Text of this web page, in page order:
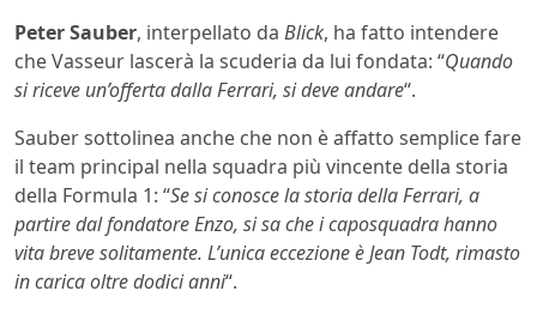
Peter Sauber, interpellato da Blick, ha fatto intendere
che Vasseur lascerà la scuderia da lui fondata: “Quando
si riceve un’offerta dalla Ferrari, si deve andare“.
Sauber sottolinea anche che non è affatto semplice fare
il team principal nella squadra più vincente della storia
della Formula 1: “Se si conosce la storia della Ferrari, a
partire dal fondatore Enzo, si sa che i caposquadra hanno
vita breve solitamente. L’unica eccezione è Jean Todt, rimasto
in carica oltre dodici anni“.